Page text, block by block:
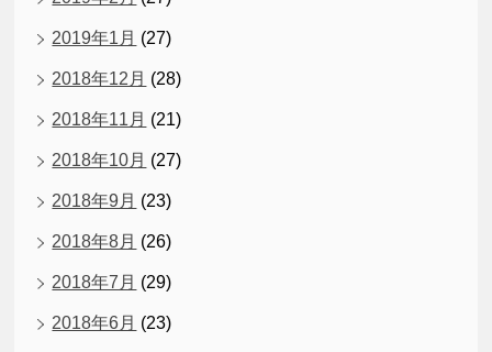
2019年1月 (27)
2018年12月 (28)
2018年11月 (21)
2018年10月 (27)
2018年9月 (23)
2018年8月 (26)
2018年7月 (29)
2018年6月 (23)